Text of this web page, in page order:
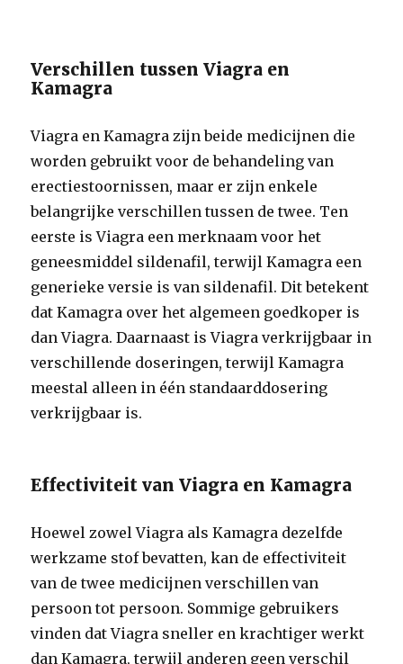
Verschillen tussen Viagra en
Kamagra
Viagra en Kamagra zijn beide medicijnen die
worden gebruikt voor de behandeling van
erectiestoornissen, maar er zijn enkele
belangrijke verschillen tussen de twee. Ten
eerste is Viagra een merknaam voor het
geneesmiddel sildenafil, terwijl Kamagra een
generieke versie is van sildenafil. Dit betekent
dat Kamagra over het algemeen goedkoper is
dan Viagra. Daarnaast is Viagra verkrijgbaar in
verschillende doseringen, terwijl Kamagra
meestal alleen in één standaarddosering
verkrijgbaar is.
Effectiviteit van Viagra en Kamagra
Hoewel zowel Viagra als Kamagra dezelfde
werkzame stof bevatten, kan de effectiviteit
van de twee medicijnen verschillen van
persoon tot persoon. Sommige gebruikers
vinden dat Viagra sneller en krachtiger werkt
dan Kamagra, terwijl anderen geen verschil